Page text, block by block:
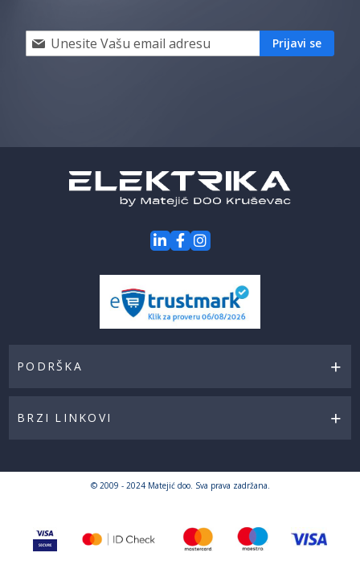
Prijavi
se
akcije
Prijavi se
PODRŠKA
BRZI LINKOVI
© 2009 - 2024 Matejić doo. Sva prava zadržana.